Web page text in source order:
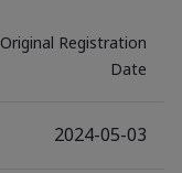
Original Registration
Date
2024-05-03